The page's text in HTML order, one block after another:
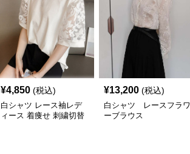
¥4,850 (税込)
白シャツ レース袖レデ
ィース 着痩せ 刺繍切替
¥13,200 (税込)
白シャツ レースフラワ
ーブラウス